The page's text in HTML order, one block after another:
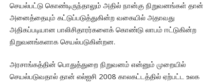
செயல்பட்டு கொண்டிருந்தாலும் அதில் நான்கு நிறுவனங்கள் தான்
அனைத்தையும் கட்டுப்படுத்துகின்ற வகையில் அதாவது
அதிகப்படியான பாலிசிதாரர்களைக் கொண்டு லாபம் ஈட்டுகின்ற
நிறுவனங்களாக செயல்படுகின்றன.
அரசாங்கத்தின் பொதுத்துறை நிறுவனம் என்னும் முறையில்
செயல்படுவதால் தான் எல்ஐசி 2008 காலகட்டத்தில் ஏற்பட்ட உலக